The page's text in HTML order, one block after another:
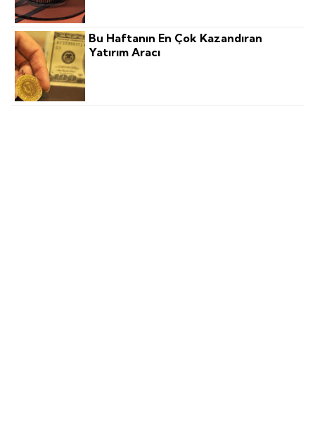
Bu Haftanın En Çok Kazandıran
Yatırım Aracı